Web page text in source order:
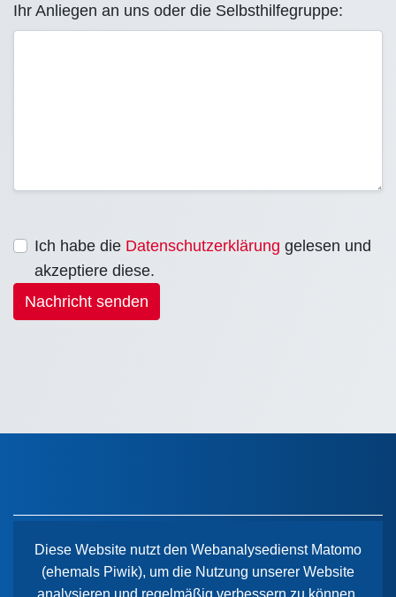
Ihr Anliegen an uns oder die Selbsthilfegruppe:
Ich habe die Datenschutzerklärung gelesen und
akzeptiere diese.
Nachricht senden
Der Paritätische Sachsen-Anhalt
Diese Website nutzt den Webanalysedienst Matomo
(ehemals Piwik), um die Nutzung unserer Website
analysieren und regelmäßig verbessern zu können.